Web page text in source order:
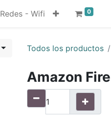
Redes - Wifi 0
Todos los productos
Amazon